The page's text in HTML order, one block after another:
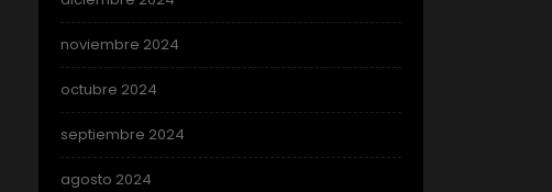
noviembre 2024
octubre 2024
septiembre 2024
agosto 2024